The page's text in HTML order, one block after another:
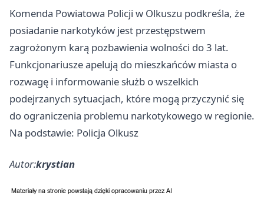
Komenda Powiatowa Policji w Olkuszu podkreśla, że
posiadanie narkotyków jest przestępstwem
zagrożonym karą pozbawienia wolności do 3 lat.
Funkcjonariusze apelują do mieszkańców miasta o
rozwagę i informowanie służb o wszelkich
podejrzanych sytuacjach, które mogą przyczynić się
do ograniczenia problemu narkotykowego w regionie.
Na podstawie: Policja Olkusz
Autor:krystian